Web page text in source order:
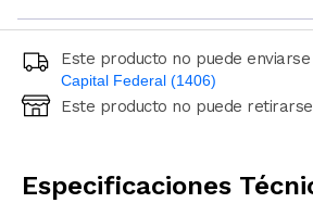
Este producto no puede enviarse
Capital Federal (1406)
Ingresá código postal (sólo números)
Este producto no puede
Especificaciones